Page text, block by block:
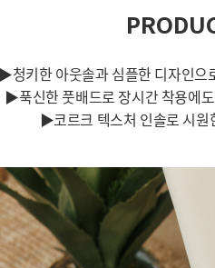
▶청키한 아웃솔과 심플한 디자인으
▶푹신한 풋배드로 장시간 착용에
▶코르크 텍스처 인솔로 시원